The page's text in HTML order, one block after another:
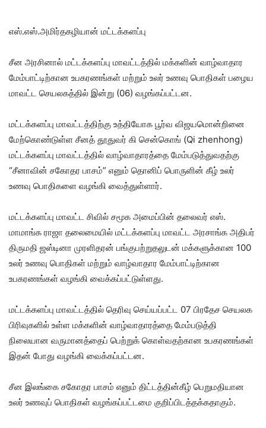
எஸ்.எஸ்.அமிர்தகழியான் மட்டக்களப்பு
சீன அரசினால் மட்டக்களப்பு மாவட்டத்தில் மக்களின் வாழ்வாதார
மேம்பாட்டிற்கான உபகரணங்கள் மற்றும் உலர் உணவு பொதிகள் பழைய
மாவட்ட செயலகத்தில் இன்று (06) வழங்கப்பட்டன.
மட்டக்களப்பு மாவட்டத்திற்கு உத்தியோக பூர்வ விஜயமொன்றினை
மேற்கொண்டுள்ள சீனத் தூதுவர் கி சென்கொங் (Qi zhenhong)
மட்டக்களப்பு மாவட்டத்தில் வாழ்வாதாரத்தை மேம்படுத்துவதற்கு
“சீனாவின் சகோதர பாசம்” எனும் தொனிப் பொருளின் கீழ் உலர்
உணவு பொதிகளை வழங்கி வைத்துள்ளார்.
மட்டக்களப்பு மாவட்ட சிவில் சமூக அமைப்பின் தலைவர் எஸ்.
மாமாங்க ராஜா தலைமையில் மட்டக்களப்பு மாவட்ட அரசாங்க அதிபர்
திருமதி ஜஸ்டினா முரளிதரன் பங்குபற்றுதலுடன் மக்களுக்கான 100
உலர் உணவு பொதிகள் மற்றும் வாழ்வாதார மேம்பாட்டிற்கான
உபகரணங்கள் வழங்கி வைக்கப்பட்டுள்ளது.
மட்டக்களப்பு மாவட்டத்தில் தெரிவு செய்யப்பட்ட 07 பிரதேச செயலக
பிரிவுகளில் உள்ள மக்களின் வாழ்வாதாரத்தை மேம்படுத்தி
நிலையான வருமானத்தைப் பெற்றுக் கொள்வதற்கான உபகரணங்கள்
இதன் போது வழங்கி வைக்கப்பட்டன.
சீன இலங்கை சகோதர பாசம் எனும் திட்டத்தின்கீழ் பெறுமதியான
உலர் உணவுப் பொதிகள் வழங்கப்பட்டமை குறிப்பிடத்தக்கதாகும்.